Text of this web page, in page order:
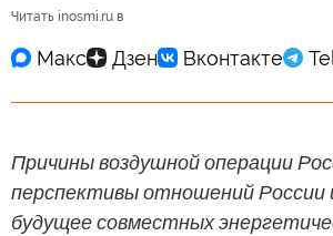
Читать inosmi.ru в
Причины воздушной операции
перспективы отношений России
будущее совместных